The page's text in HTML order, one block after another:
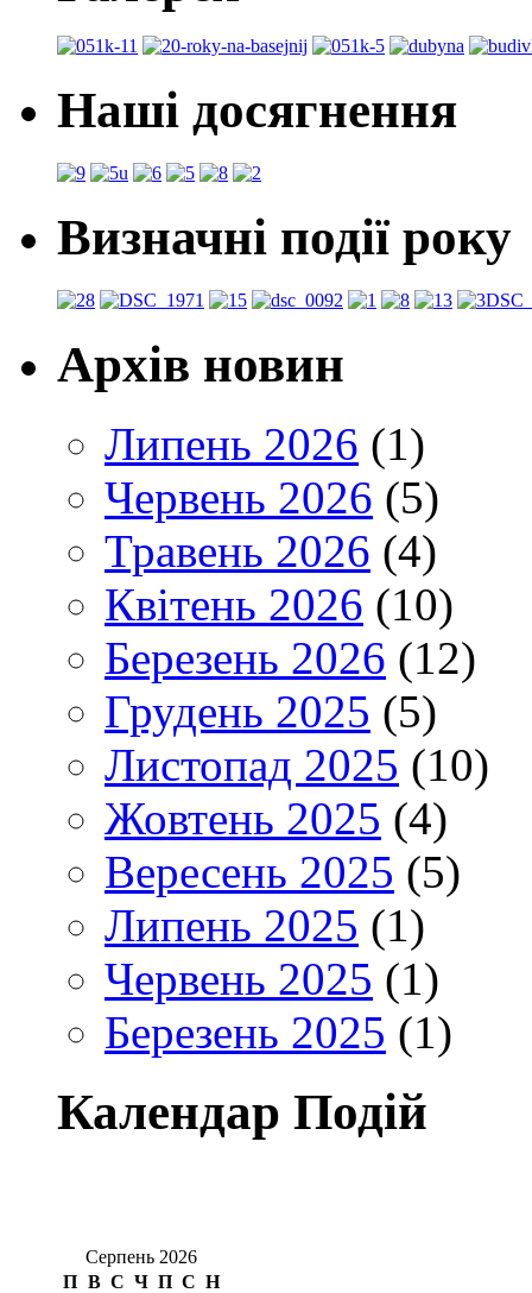
Наші досягнення
Визначні події року
Архів новин
Липень 2026 (1)
Червень 2026 (5)
Травень 2026 (4)
Квітень 2026 (10)
Березень 2026 (12)
Грудень 2025 (5)
Листопад 2025 (10)
Жовтень 2025 (4)
Вересень 2025 (5)
Липень 2025 (1)
Червень 2025 (1)
Березень 2025 (1)
Календар Подій
Серпень 2026
П В С Ч П С Н